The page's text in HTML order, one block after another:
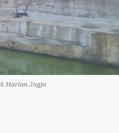
Harian Jogja